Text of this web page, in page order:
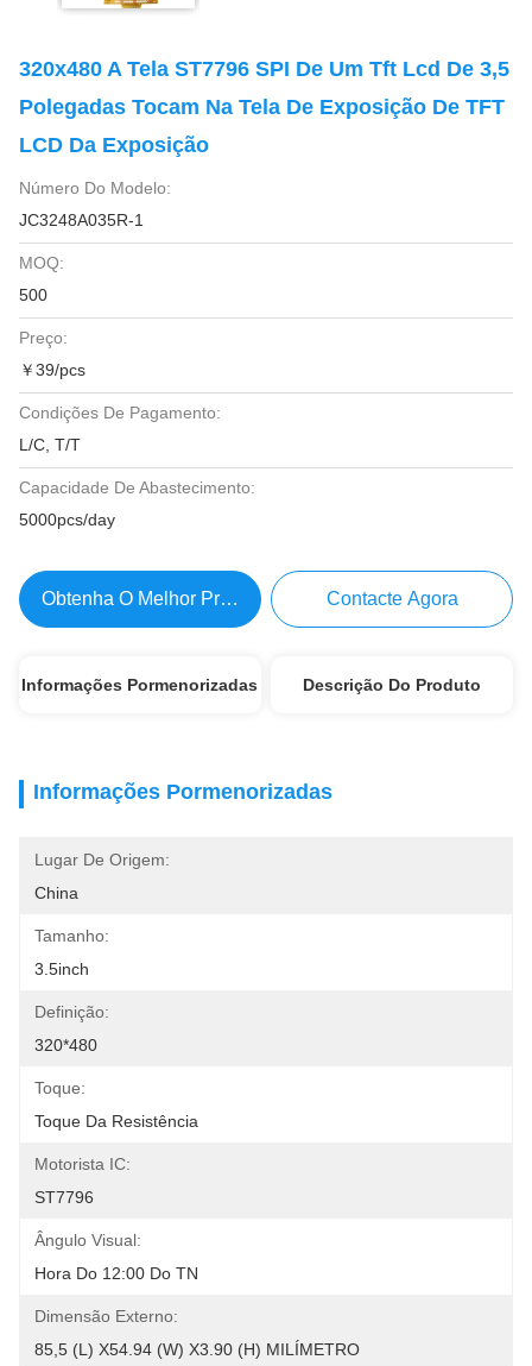
320x480 A Tela ST7796 SPI De Um Tft Lcd De 3,5
Polegadas Tocam Na Tela De Exposição De TFT
LCD Da Exposição
Número Do Modelo:
JC3248A035R-1
MOQ:
500
Preço:
￥39/pcs
Condições De Pagamento:
L/C, T/T
Capacidade De Abastecimento:
5000pcs/day
Obtenha O Melhor Preço Contacte Agora
Informações Pormenorizadas Descrição Do Produto
Informações Pormenorizadas
Lugar De Origem:
China
Tamanho:
3.5inch
Definição:
320*480
Toque:
Toque Da Resistência
Motorista IC:
ST7796
Ângulo Visual:
Hora Do 12:00 Do TN
Dimensão Externo:
85,5 (L) X54.94 (W) X3.90 (H) MILÍMETRO